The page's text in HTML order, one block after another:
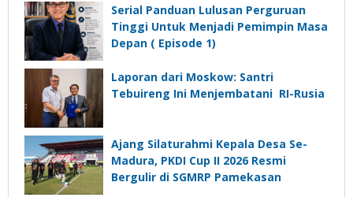
Depan”?
Serial Panduan Lulusan Perguruan
Tinggi Untuk Menjadi Pemimpin Masa
Depan ( Episode 1)
Laporan dari Moskow: Santri
Tebuireng Ini Menjembatani RI-Rusia
Ajang Silaturahmi Kepala Desa Se-
Madura, PKDI Cup II 2026 Resmi
Bergulir di SGMRP Pamekasan